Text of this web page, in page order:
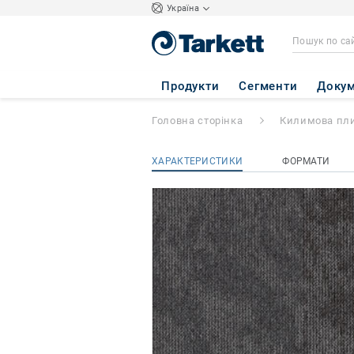
Україна
Продукти Сегменти
Desert - Desert
Головна сторінка Килимова
ХАРАКТЕРИСТИКИ ФОРМАТИ